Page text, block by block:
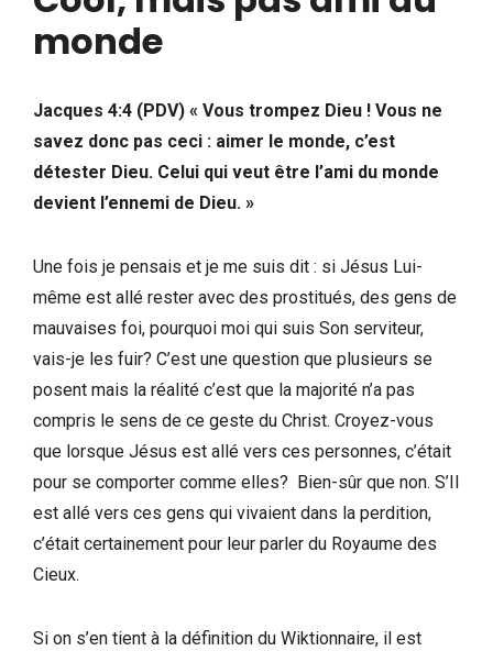
monde
Jacques 4:4 (PDV) « Vous trompez Dieu ! Vous ne
savez donc pas ceci : aimer le monde, c’est
détester Dieu. Celui qui veut être l’ami du monde
devient l’ennemi de Dieu. »
Une fois je pensais et je me suis dit : si Jésus Lui-
même est allé rester avec des prostitués, des gens de
mauvaises foi, pourquoi moi qui suis Son serviteur,
vais-je les fuir? C’est une question que plusieurs se
posent mais la réalité c’est que la majorité n’a pas
compris le sens de ce geste du Christ. Croyez-vous
que lorsque Jésus est allé vers ces personnes, c’était
pour se comporter comme elles? Bien-sûr que non. S’Il
est allé vers ces gens qui vivaient dans la perdition,
c’était certainement pour leur parler du Royaume des
Cieux.
Si on s’en tient à la définition du Wiktionnaire, il est